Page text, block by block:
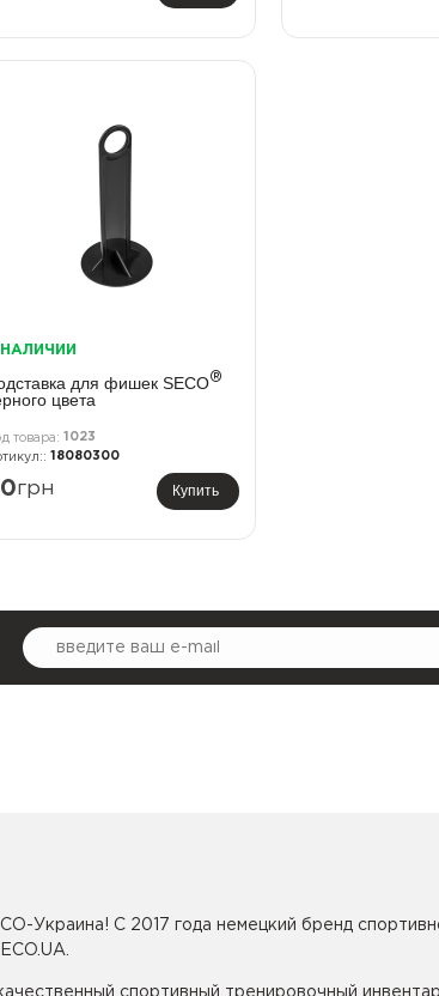
НАЛИЧИИ
для фишек SECO®
цвета
1023
18080300
грн Купить
Украина! С 2017 года немецкий бренд
спортивный тренировочный